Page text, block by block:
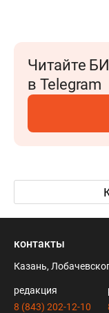
Читайте
в Telegram
контакты
Казань,
редакция
8 (843) 202-12-10